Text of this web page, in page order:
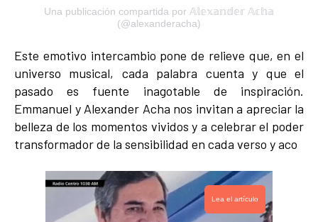
Una publicación compartida por 𝔸𝕝𝕖𝕩𝕒𝕟𝕕𝕖𝕣 𝔸𝕔𝕙𝕒
(@alexanderacha)
Este emotivo intercambio pone de relieve que, en el
universo musical, cada palabra cuenta y que el
pasado es fuente inagotable de inspiración.
Emmanuel y Alexander Acha nos invitan a apreciar la
belleza de los momentos vividos y a celebrar el poder
transformador de la sensibilidad en cada verso y aco
Lea el artículo